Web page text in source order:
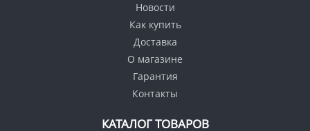
Новости
Как купить
Доставка
О магазине
Гарантия
Контакты
КАТАЛОГ ТОВАРОВ